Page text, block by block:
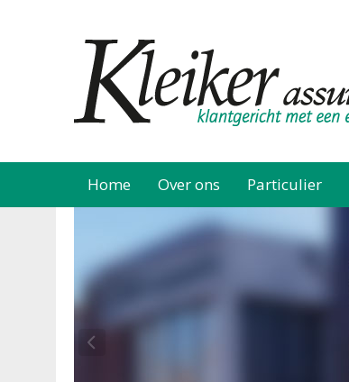
Home Over ons Particulier